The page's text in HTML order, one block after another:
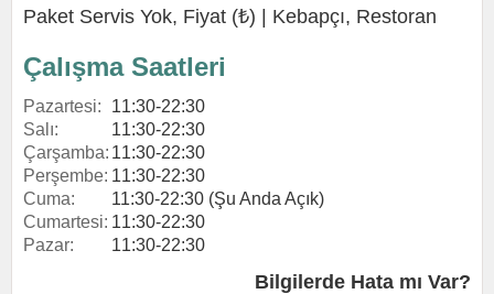
Paket Servis Yok, Fiyat (₺) | Kebapçı, Restoran
Çalışma Saatleri
Pazartesi:
11:30-22:30
Salı:
11:30-22:30
Çarşamba: 11:30-22:30
Perşembe: 11:30-22:30
Cuma:
11:30-22:30 (Şu Anda Açık)
Cumartesi: 11:30-22:30
Pazar:
11:30-22:30
Bilgilerde Hata mı Var?